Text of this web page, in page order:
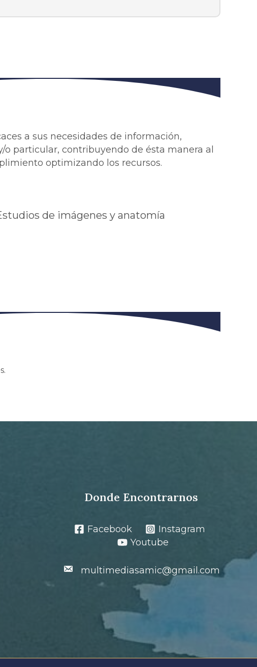
a sus necesidades de información,
particular, contribuyendo de ésta manera al
optimizando los recursos.
de imágenes y anatomía
Donde Encontrarnos
Facebook
Instagram
Youtube
multimediasamic@gmail.com